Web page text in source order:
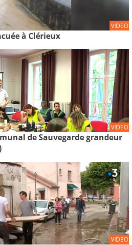
VIDEO
à Clérieux
VIDEO
de Sauvegarde grandeur
VIDEO